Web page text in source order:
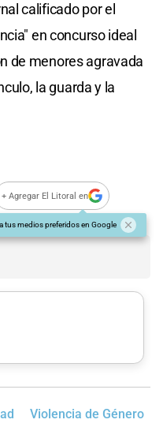
calificado por el
en concurso ideal
de menores agravada
la guarda y la
+ Agregar El Litoral en
tus medios preferidos en Google
Violencia de Género